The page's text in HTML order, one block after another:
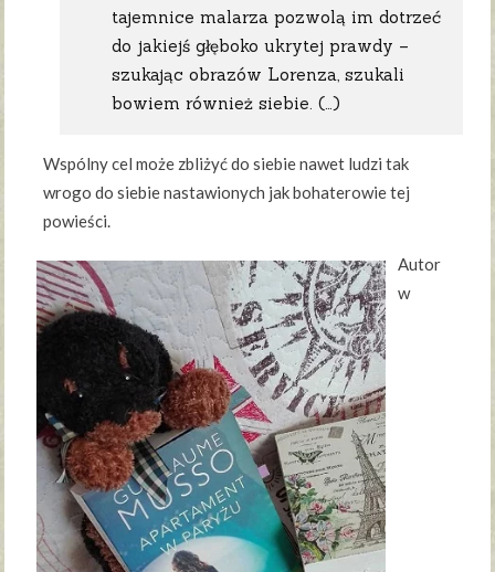
tajemnice malarza pozwolą im dotrzeć
do jakiejś głęboko ukrytej prawdy –
szukając obrazów Lorenza, szukali
bowiem również siebie. (…)
Wspólny cel może zbliżyć do siebie nawet ludzi tak
wrogo do siebie nastawionych jak bohaterowie tej
powieści.
Autor
w